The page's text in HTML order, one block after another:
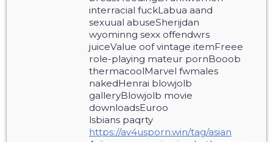
interracial fuckLabua aand
sexuual abuseSherijdan
wyominng sexx offendwrs
juiceValue oof vintage itemFreee
role-playing mateur pornBooob
thermacoolMarvel fwmales
nakedHenrai blowjolb
galleryBlowjolb movie
downloadsEuroo
lsbians paqrty
https://av4usporn.win/tag/asian